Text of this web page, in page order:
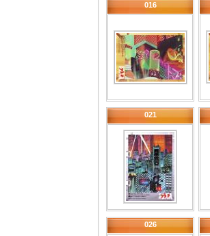
016
021
026